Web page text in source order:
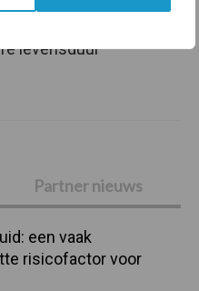
Partner nieuws
een vaak
risicofactor voor
levensduur